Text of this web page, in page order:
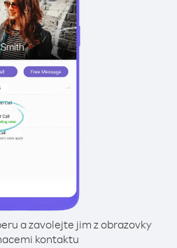
a zavolejte jim z obrazovky
kontaktu